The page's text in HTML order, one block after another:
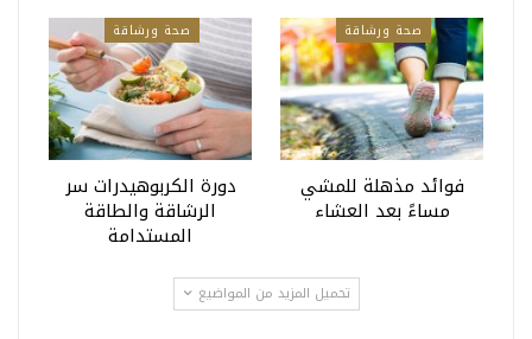
صحة ورشاقة
فوائد مذهلة للمشي
مساءً بعد العشاء
صحة ورشاقة
دورة الكربوهيدرات سر
الرشاقة والطاقة
المستدامة
تحميل المزيد من المواضيع